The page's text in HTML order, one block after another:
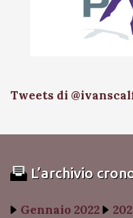
Tweets di
L’archivio
Gennaio 2022